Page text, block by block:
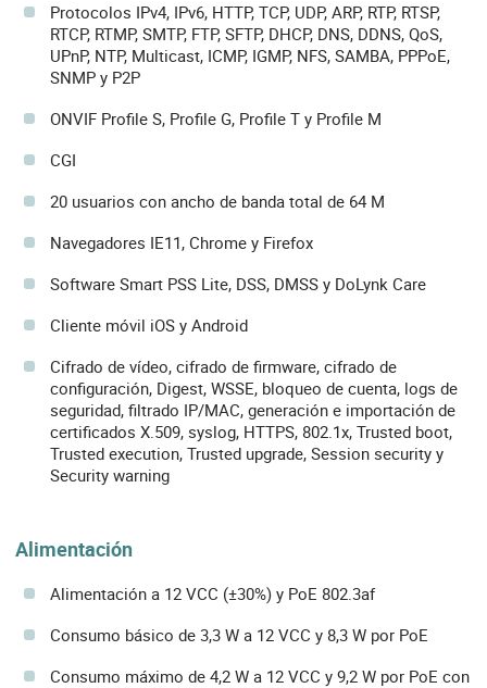
Protocolos IPv4, IPv6, HTTP, TCP, UDP, ARP, RTP, RTSP,
RTCP, RTMP, SMTP, FTP, SFTP, DHCP, DNS, DDNS, QoS,
UPnP, NTP, Multicast, ICMP, IGMP, NFS, SAMBA, PPPoE,
SNMP y P2P
ONVIF Profile S, Profile G, Profile T y Profile M
CGI
20 usuarios con ancho de banda total de 64 M
Navegadores IE11, Chrome y Firefox
Software Smart PSS Lite, DSS, DMSS y DoLynk Care
Cliente móvil iOS y Android
Cifrado de vídeo, cifrado de firmware, cifrado de
configuración, Digest, WSSE, bloqueo de cuenta, logs de
seguridad, filtrado IP/MAC, generación e importación de
certificados X.509, syslog, HTTPS, 802.1x, Trusted boot,
Trusted execution, Trusted upgrade, Session security y
Security warning
Alimentación
Alimentación a 12 VCC (±30%) y PoE 802.3af
Consumo básico de 3,3 W a 12 VCC y 8,3 W por PoE
Consumo máximo de 4,2 W a 12 VCC y 9,2 W por PoE con